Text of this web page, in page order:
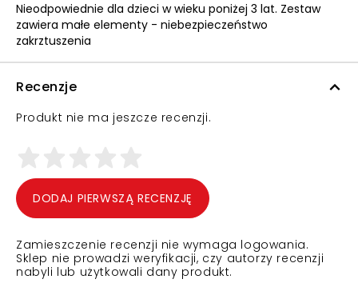
Nieodpowiednie dla dzieci w wieku poniżej 3 lat. Zestaw
zawiera małe elementy - niebezpieczeństwo
zakrztuszenia
Recenzje
Produkt nie ma jeszcze recenzji.
DODAJ PIERWSZĄ RECENZJĘ
Zamieszczenie recenzji nie wymaga logowania.
Sklep nie prowadzi weryfikacji, czy autorzy recenzji
nabyli lub użytkowali dany produkt.